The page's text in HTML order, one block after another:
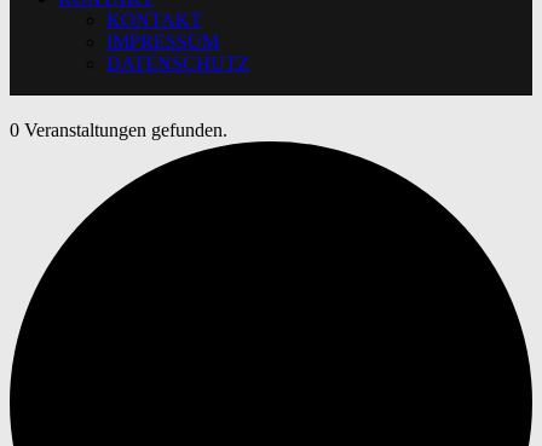
KONTAKT
IMPRESSUM
DATENSCHUTZ
0 Veranstaltungen gefunden.